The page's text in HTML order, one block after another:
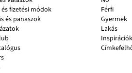
fizetési módok
és panaszok
Férfi
Gyermek
Lakás
Inspirációk